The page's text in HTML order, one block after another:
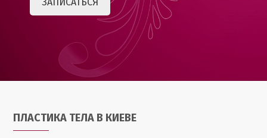
ПЛАСТИКА ТЕЛА В КИЕВЕ